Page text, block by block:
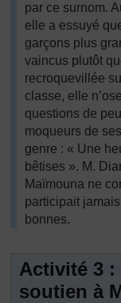
par ce surnom.
elle a essuyé
garçons plus
vaincus plutôt
recroquevillée
classe, elle
questions de
moqueurs de
genre : « Une
bêtises ». M.
Maïmouna ne
participait
bonnes.
Activité 3 :
soutien à